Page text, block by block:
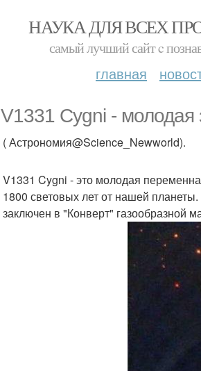
НАУКА ДЛЯ ВСЕХ
самый лучший сайт c
главная
V1331 Cygni -
( Астрономия@Science_Newworld).
V1331 Cygni - это молодая
1800 световых лет от нашей
заключен в "Конверт" газообразной